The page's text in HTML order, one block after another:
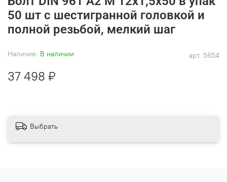
арт. 5654
Наличие: В наличии
50 шт с шестигранной головкой и
полной резьбой, мелкий шаг
37 498 ₽
Выбрать